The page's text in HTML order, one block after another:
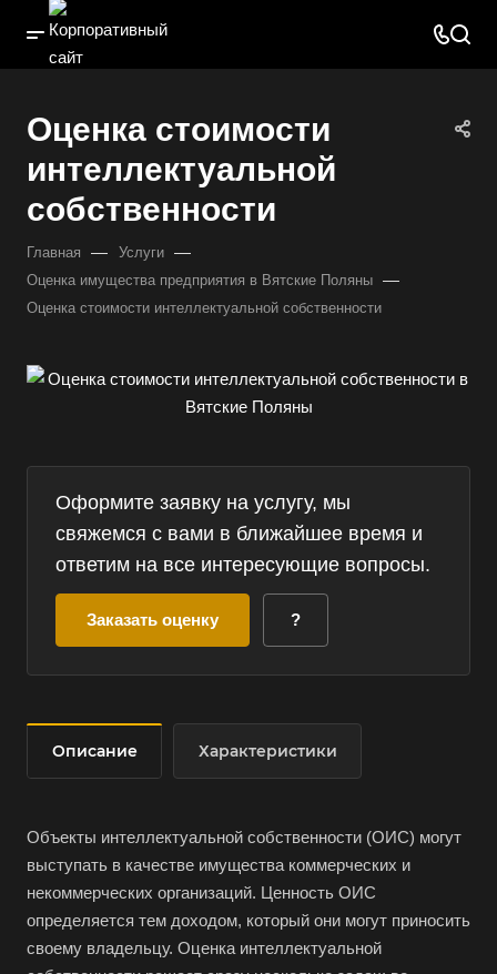
Оценка стоимости
интеллектуальной
собственности
Главная — Услуги —
Оценка имущества предприятия в Вятские Поляны —
Оценка стоимости интеллектуальной собственности
Оформите заявку на услугу, мы
свяжемся с вами в ближайшее время и
ответим на все интересующие вопросы.
Заказать оценку ?
Описание Характеристики
Объекты интеллектуальной собственности (ОИС) могут
выступать в качестве имущества коммерческих и
некоммерческих организаций. Ценность ОИС
определяется тем доходом, который они могут приносить
своему владельцу. Оценка интеллектуальной